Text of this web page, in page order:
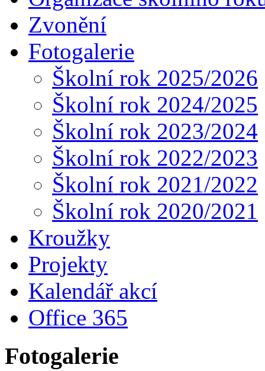
Zvonění
Fotogalerie
Školní rok 2025/2026
Školní rok 2024/2025
Školní rok 2023/2024
Školní rok 2022/2023
Školní rok 2021/2022
Školní rok 2020/2021
Kroužky
Projekty
Kalendář akcí
Office 365
Fotogalerie